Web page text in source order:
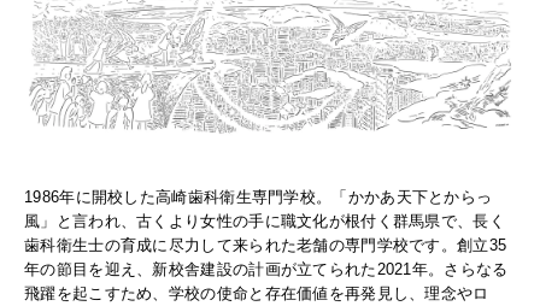
1986年に開校した高崎歯科衛生専門学校。「かかあ天下とからっ
風」と言われ、古くより女性の手に職文化が根付く群馬県で、長く
歯科衛生士の育成に尽力して来られた老舗の専門学校です。創立35
年の節目を迎え、新校舎建設の計画が立てられた2021年。さらなる
飛躍を起こすため、学校の使命と存在価値を再発見し、理念やロ